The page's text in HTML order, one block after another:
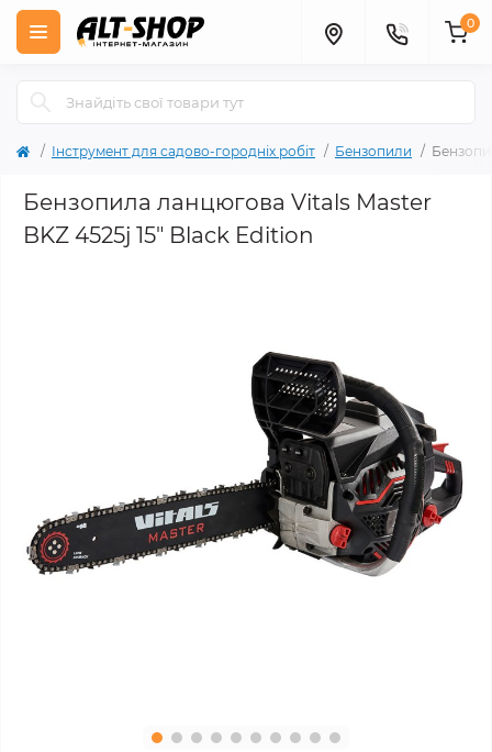
0
Інструмент для садово-городніх робіт Бензопили
Бензопила ланцюгова Vitals Master
BKZ 4525j 15" Black Edition